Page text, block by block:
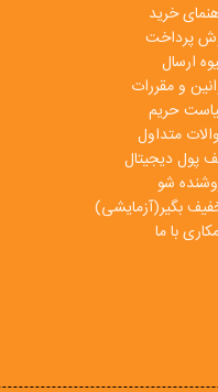
خرید
پرداخت
ارسال
و مقررات
حریم
متداول
پول دیجیتال
شو
بگیر(آزمایشی)
با ما